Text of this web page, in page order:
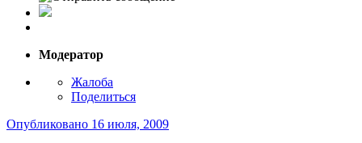
Модератор
Жалоба
Поделиться
Опубликовано 16 июля, 2009